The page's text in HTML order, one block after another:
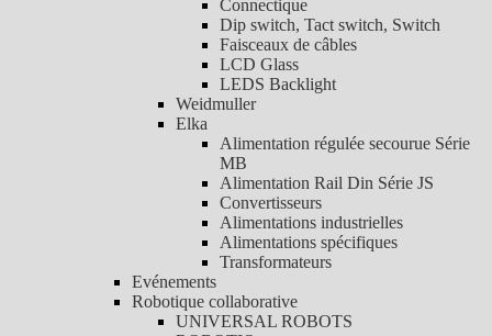
Connectique
Dip switch, Tact switch, Switch
Faisceaux de câbles
LCD Glass
LEDS Backlight
Weidmuller
Elka
Alimentation régulée secourue Série
MB
Alimentation Rail Din Série JS
Convertisseurs
Alimentations industrielles
Alimentations spécifiques
Transformateurs
Evénements
Robotique collaborative
UNIVERSAL ROBOTS